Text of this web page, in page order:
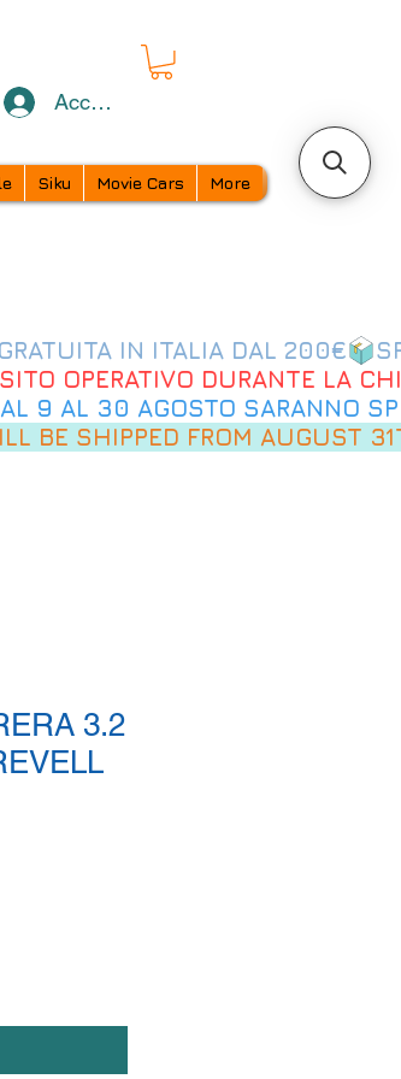
Accedi
Siku Movie Cars More
BE SHIPPED FROM AUGUST
3.2